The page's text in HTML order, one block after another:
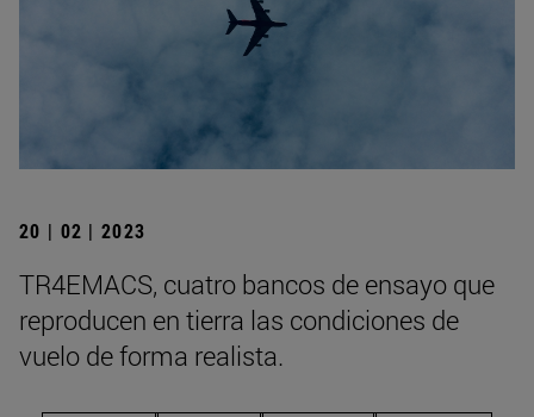
20 | 02 | 2023
TR4EMACS, cuatro bancos de ensayo que
reproducen en tierra las condiciones de
vuelo de forma realista.